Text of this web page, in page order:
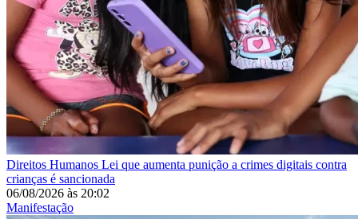
Direitos Humanos Lei que aumenta punição a crimes digitais contra
crianças é sancionada
06/08/2026 às 20:02
Manifestação